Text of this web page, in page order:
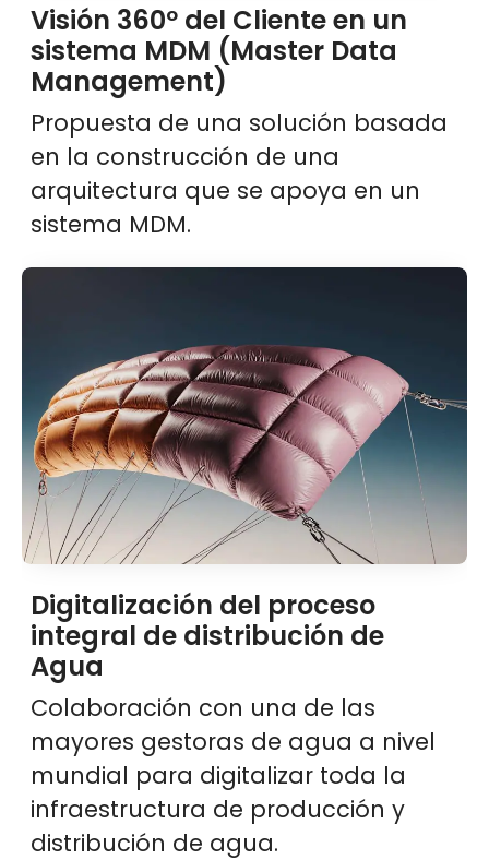
Visión 360º del Cliente en un
sistema MDM (Master Data
Management)
Propuesta de una solución basada
en la construcción de una
arquitectura que se apoya en un
sistema MDM.
Digitalización del proceso
integral de distribución de
Agua
Colaboración con una de las
mayores gestoras de agua a nivel
mundial para digitalizar toda la
infraestructura de producción y
distribución de agua.